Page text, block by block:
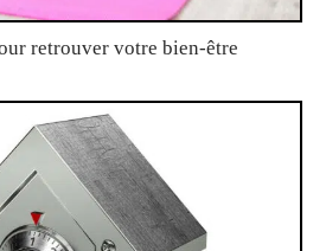
retrouver votre bien-être